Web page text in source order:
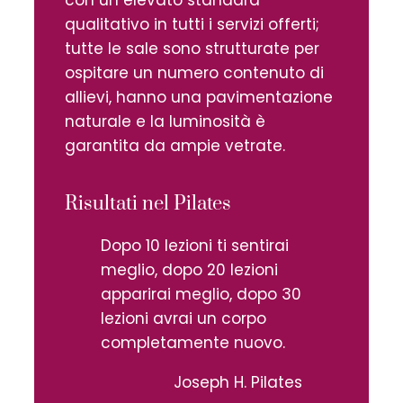
qualitativo in tutti i servizi offerti;
tutte le sale sono strutturate per
ospitare un numero contenuto di
allievi, hanno una pavimentazione
naturale e la luminosità è
garantita da ampie vetrate.
Risultati nel Pilates
Dopo 10 lezioni ti sentirai
meglio, dopo 20 lezioni
apparirai meglio, dopo 30
lezioni avrai un corpo
completamente nuovo.
Joseph H. Pilates